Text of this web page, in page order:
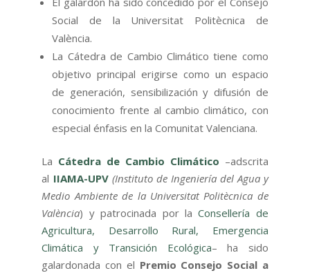
Social de la Universitat Politècnica de
València.
La Cátedra de Cambio Climático tiene como
objetivo principal erigirse como un espacio
de generación, sensibilización y difusión de
conocimiento frente al cambio climático, con
especial énfasis en la Comunitat Valenciana.
La Cátedra de Cambio Climático –adscrita
al IIAMA-UPV (Instituto de Ingeniería del Agua y
Medio Ambiente de la Universitat Politècnica de
València) y patrocinada por laConsellería de
Agricultura, Desarrollo Rural, Emergencia
Climática y Transición Ecológica– ha sido
galardonada con el Premio Consejo Social a